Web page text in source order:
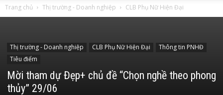
Trang chủ Thị trường - Doanh nghiệp CLB Phụ Nữ Hiện Đại
Thị trường - Doanh nghiệp CLB Phụ Nữ Hiện Đại
Thông tin PNHĐ
Tiêu điểm
Mời tham dự Đẹp+ chủ đề “Chọn nghề theo phong
thủy” 29/06